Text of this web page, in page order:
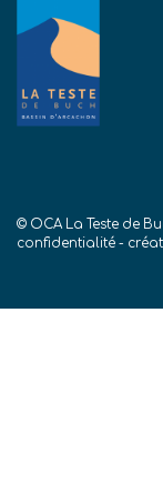
© OCA La Teste de
confidentialité -